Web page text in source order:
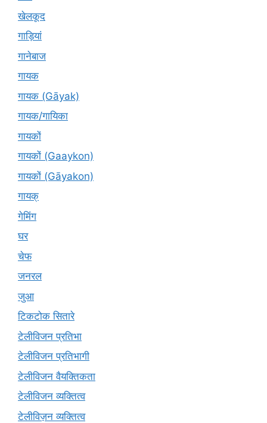
खेलकूद
गाड़ियां
गानेबाज
गायक
गायक (Gāyak)
गायक/गायिका
गायकों
गायकों (Gaaykon)
गायकों (Gāyakon)
गायक्
गेमिंग
घर
चेफ
जनरल
जुआ
टिकटोक सितारे
टेलीविजन प्रतिभा
टेलीविजन प्रतिभागी
टेलीविजन वैयक्तिकता
टेलीविजन व्यक्तित्व
टेलीविज़न व्यक्तित्व